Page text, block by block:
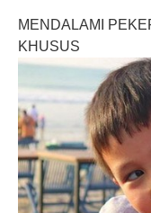
MENDALAMI
KHUSUS